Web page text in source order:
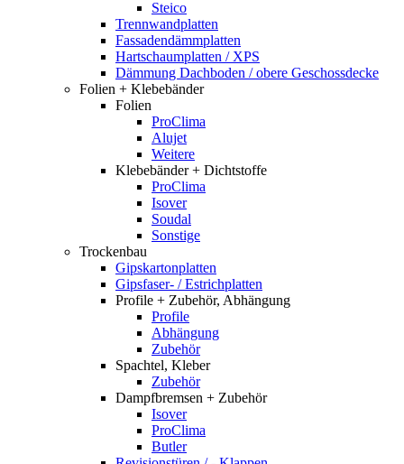
Steico
Trennwandplatten
Fassadendämmplatten
Hartschaumplatten / XPS
Dämmung Dachboden / obere Geschossdecke
Folien + Klebebänder
Folien
ProClima
Alujet
Weitere
Klebebänder + Dichtstoffe
ProClima
Isover
Soudal
Sonstige
Trockenbau
Gipskartonplatten
Gipsfaser- / Estrichplatten
Profile + Zubehör, Abhängung
Profile
Abhängung
Zubehör
Spachtel, Kleber
Zubehör
Dampfbremsen + Zubehör
Isover
ProClima
Butler